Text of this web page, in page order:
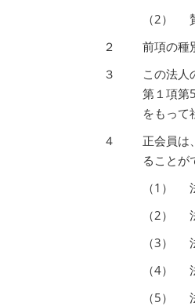
（2）
２
前項の種
３
この法人
第１項第
をもって
４
正会員は
ることが
（1）
（2）
（3）
（4）
（5）